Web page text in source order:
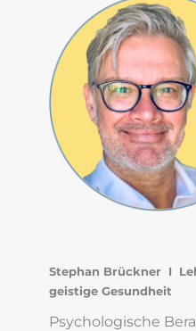
Stephan Brückner I
geistige Gesundheit
Psychologische